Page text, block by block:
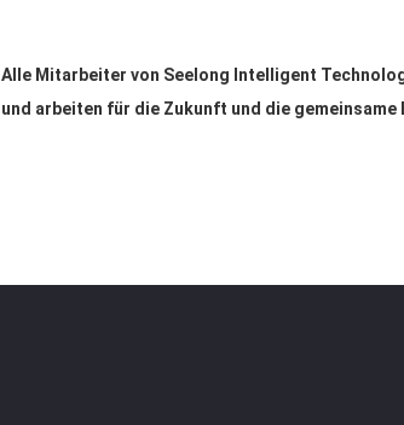
Alle Mitarbeiter von Seelong Intelligent
und arbeiten für die Zukunft und die gemeinsame